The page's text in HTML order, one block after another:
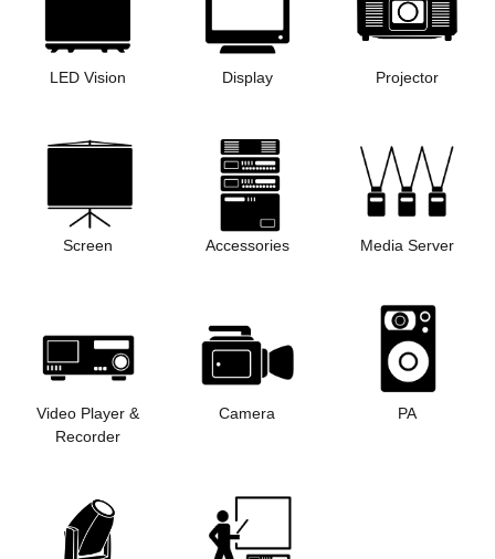
LED Vision Display Projector
Screen Accessories Media Server
Video Player &
Recorder
Camera PA